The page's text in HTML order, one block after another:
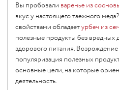
Вы пробовали варенье из
вкус у настоящего таёжного
свойствами обладаетурбеч из
полезные продукты без
здорового питания.
популяризация полезных
основные цели, на которые
деятельность.